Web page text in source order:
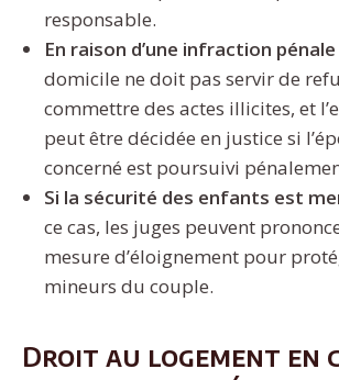
responsable.
En raison d’une infraction
domicile ne doit pas servir de
commettre des actes illicites, et
peut être décidée en justice si
concerné est poursuivi
Si la sécurité des enfants est
ce cas, les juges peuvent
mesure d’éloignement pour
mineurs du couple.
Droit au logement en